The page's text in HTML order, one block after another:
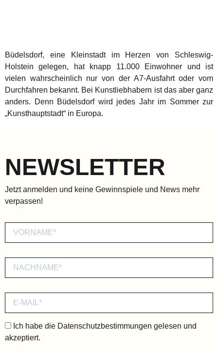
Büdelsdorf, eine Kleinstadt im Herzen von Schleswig-
Holstein gelegen, hat knapp 11.000 Einwohner und ist
vielen wahrscheinlich nur von der A7-Ausfahrt oder vom
Durchfahren bekannt. Bei Kunstliebhabern ist das aber ganz
anders. Denn Büdelsdorf wird jedes Jahr im Sommer zur
„Kunsthauptstadt“ in Europa.
NEWSLETTER
Jetzt anmelden und keine Gewinnspiele und News mehr
verpassen!
Ich habe die Datenschutzbestimmungen gelesen und
akzeptiert.